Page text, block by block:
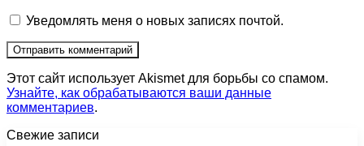
Уведомлять меня о новых записях почтой.
Этот сайт использует Akismet для борьбы со спамом.
Узнайте, как обрабатываются ваши данные
комментариев.
Свежие записи